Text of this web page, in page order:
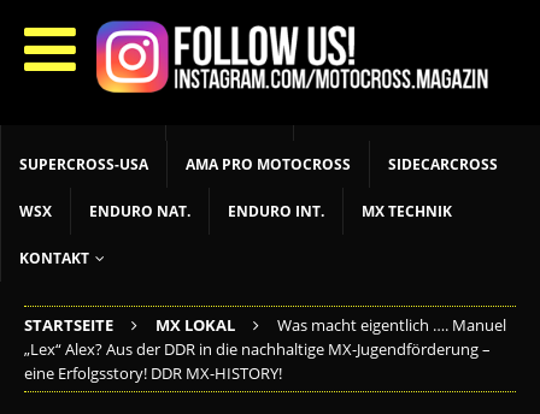
START LIVETIMING MX NEWS MX YOUTH
MX WOMEN MXGP ADAC MX MASTERS MOTOCROSS INT
SUPERCROSS-USA AMA PRO MOTOCROSS SIDECARCROSS
WSX ENDURO NAT. ENDURO INT. MX TECHNIK
KONTAKT
STARTSEITE MX LOKAL
Was macht eigentlich …. Manuel
„Lex“ Alex? Aus der DDR in die nachhaltige MX-Jugendförderung –
eine Erfolgsstory! DDR MX-HISTORY!